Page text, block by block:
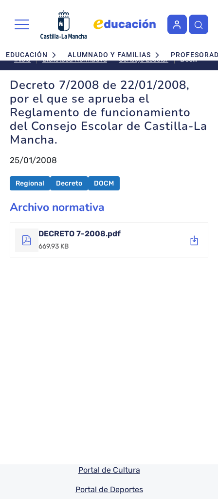
Navegación principal
EDUCACIÓN ALUMNADO Y FAMILIAS
Inicio Biblioteca Normativa Consejo Escolar
Decreto
7/2008
de
22/01/
el
que
Castilla-
Decreto 7/2008 de 22/01/2008,
por el que se aprueba el
Reglamento de funcionamiento
del Consejo Escolar de Castilla-La
Mancha.
25/01/2008
Regional Decreto DOCM
Archivo normativa
DECRETO 7-2008.pdf
669.93 KB
Pie de pagina información
Portal de Cultura
Portal de Deportes